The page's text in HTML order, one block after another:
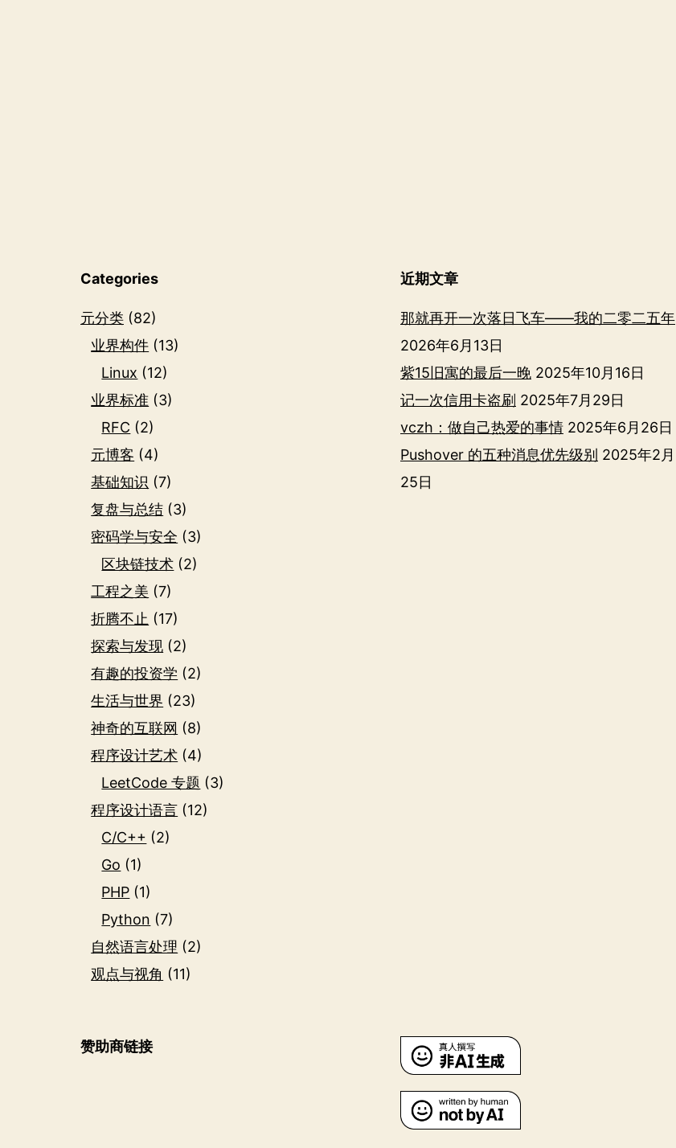
（二）
Categories
元分类 (82)
业界构件 (13)
Linux (12)
业界标准 (3)
RFC (2)
元博客 (4)
基础知识 (7)
复盘与总结 (3)
密码学与安全 (3)
区块链技术 (2)
工程之美 (7)
折腾不止 (17)
探索与发现 (2)
有趣的投资学 (2)
生活与世界 (23)
神奇的互联网 (8)
程序设计艺术 (4)
LeetCode 专题 (3)
程序设计语言 (12)
C/C++ (2)
Go (1)
PHP (1)
Python (7)
自然语言处理 (2)
观点与视角 (11)
近期文章
那就再开一次落日飞车——我的二零二五年
2026年6月13日
紫15旧寓的最后一晚 2025年10月16日
记一次信用卡盗刷 2025年7月29日
vczh：做自己热爱的事情 2025年6月26日
Pushover 的五种消息优先级别 2025年2月
25日
赞助商链接